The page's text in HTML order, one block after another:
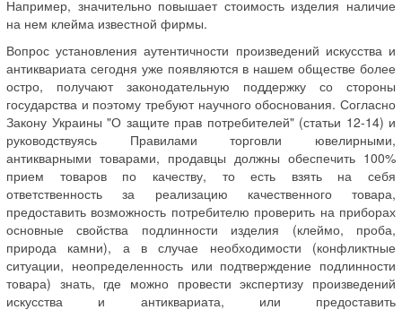
Например, значительно повышает стоимость изделия наличие
на нем клейма известной фирмы.
Вопрос установления аутентичности произведений искусства и
антиквариата сегодня уже появляются в нашем обществе более
остро, получают законодательную поддержку со стороны
государства и поэтому требуют научного обоснования. Согласно
Закону Украины "О защите прав потребителей" (статьи 12-14) и
руководствуясь Правилами торговли ювелирными,
антикварными товарами, продавцы должны обеспечить 100%
прием товаров по качеству, то есть взять на себя
ответственность за реализацию качественного товара,
предоставить возможность потребителю проверить на приборах
основные свойства подлинности изделия (клеймо, проба,
природа камни), а в случае необходимости (конфликтные
ситуации, неопределенность или подтверждение подлинности
товара) знать, где можно провести экспертизу произведений
искусства и антиквариата, или предоставить